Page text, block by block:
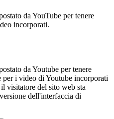
da YouTube per tenere
incorporati.
da Youtube per tenere
per i video di Youtube incorporati
visitatore del sito web sta
dell'interfaccia di